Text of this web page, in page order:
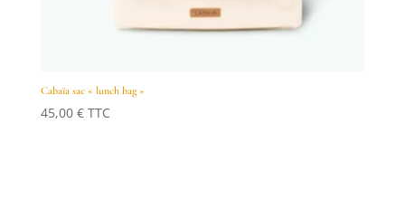
Cabaïa sac « lunch bag »
45,00 € TTC